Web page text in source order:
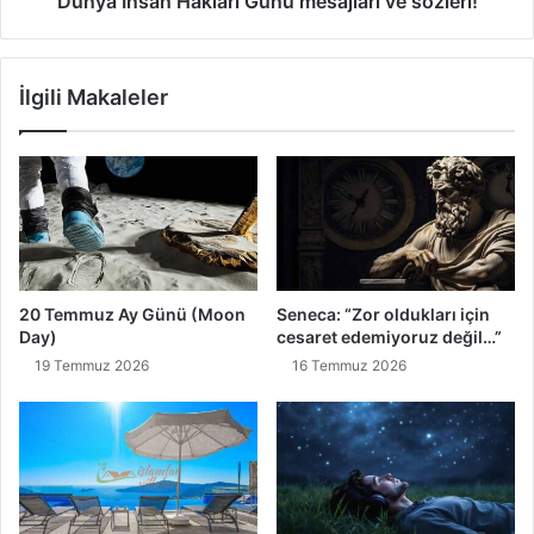
İlgili Makaleler
20 Temmuz Ay Günü (Moon
Day)
19 Temmuz 2026
Seneca: “Zor oldukları için
cesaret edemiyoruz değil…”
16 Temmuz 2026